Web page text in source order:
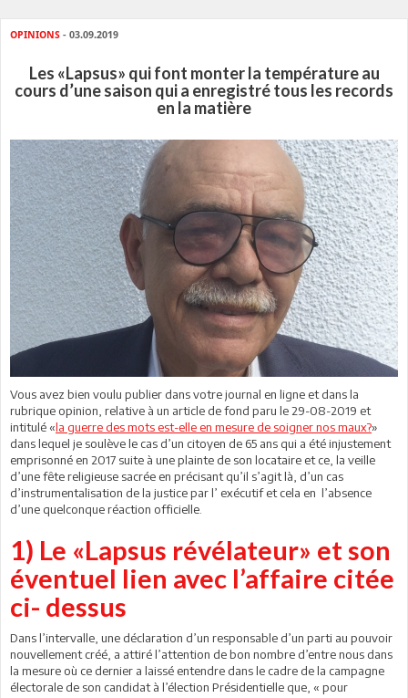
OPINIONS - 03.09.2019
Les «Lapsus» qui font monter la température au
cours d’une saison qui a enregistré tous les records
en la matière
Vous avez bien voulu publier dans votre journal en ligne et dans la
rubrique opinion, relative à un article de fond paru le 29-08-2019 et
intitulé «la guerre des mots est-elle en mesure de soigner nos maux?»
dans lequel je soulève le cas d’un citoyen de 65 ans qui a été injustement
emprisonné en 2017 suite à une plainte de son locataire et ce, la veille
d’une fête religieuse sacrée en précisant qu’il s’agit là, d’un cas
d’instrumentalisation de la justice par l’ exécutif et cela en l’absence
d’une quelconque réaction officielle.
1) Le «Lapsus révélateur» et son
éventuel lien avec l’affaire citée
ci- dessus
Dans l’intervalle, une déclaration d’un responsable d’un parti au pouvoir
nouvellement créé, a attiré l’attention de bon nombre d’entre nous dans
la mesure où ce dernier a laissé entendre dans le cadre de la campagne
électorale de son candidat à l’élection Présidentielle que, « pour